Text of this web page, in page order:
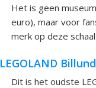
Het is geen
euro), maar voor
merk op deze
LEGOLAND
Dit is het oudste